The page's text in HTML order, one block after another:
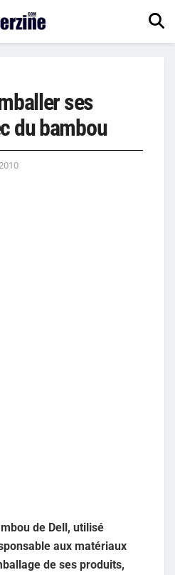
ses
du bambou
de Dell, utilisé
aux matériaux
de ses produits,